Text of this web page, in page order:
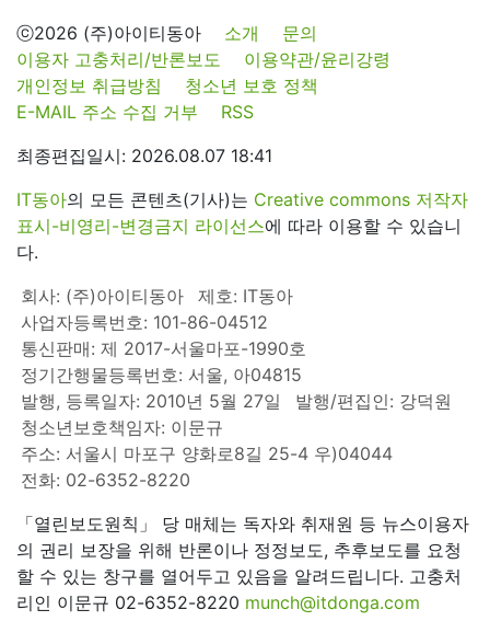
ⓒ2026 (주)아이티동아 소개
문의
이용자 고충처리/반론보도
이용약관/윤리강령
개인정보 취급방침
청소년 보호 정책
E-MAIL 주소 수집 거부
RSS
최종편집일시: 2026.08.07 18:41
IT동아의 모든 콘텐츠(기사)는 Creative commons 저작자
표시-비영리-변경금지 라이선스에 따라 이용할 수 있습니
다.
회사: (주)아이티동아
제호: IT동아
사업자등록번호: 101-86-04512
통신판매: 제 2017-서울마포-1990호
정기간행물등록번호: 서울, 아04815
발행, 등록일자: 2010년 5월 27일
발행/편집인: 강덕원
청소년보호책임자: 이문규
주소: 서울시 마포구 양화로8길 25-4 우)04044
전화: 02-6352-8220
「열린보도원칙」 당 매체는 독자와 취재원 등 뉴스이용자
의 권리 보장을 위해 반론이나 정정보도, 추후보도를 요청
할 수 있는 창구를 열어두고 있음을 알려드립니다. 고충처
리인 이문규 02-6352-8220 munch@itdonga.com